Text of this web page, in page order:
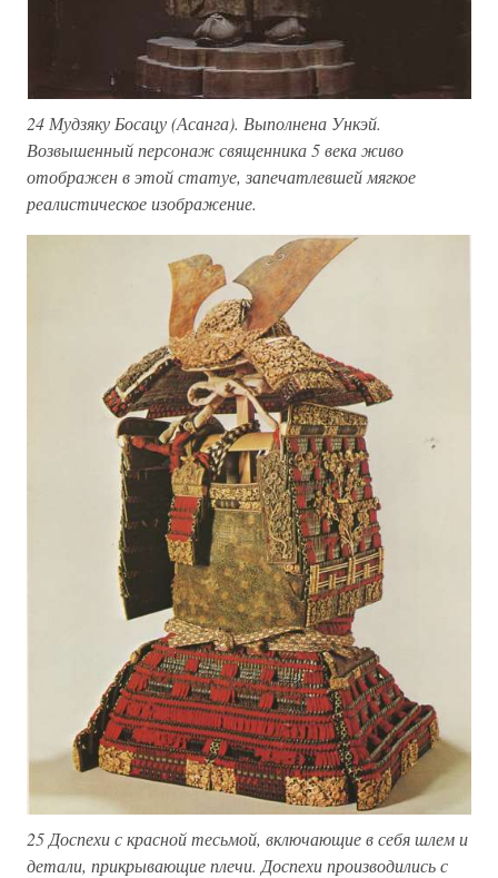
24 Мудзяку Босацу (Асанга). Выполнена Ункэй.
Возвышенный персонаж священника 5 века живо
отображен в этой статуе, запечатлевшей мягкое
реалистическое изображение.
25 Доспехи с красной тесьмой, включающие в себя шлем и
детали, прикрывающие плечи. Доспехи производились с